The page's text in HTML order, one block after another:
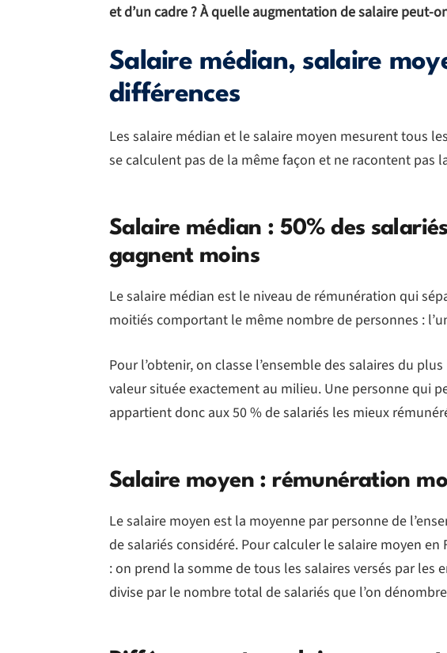
et d’un cadre ? À quelle augmentation de salaire peut-
Salaire médian, salaire
différences
Les salaire médian et le salaire moyen mesurent tous
se calculent pas de la même façon et ne racontent pas
Salaire médian : 50% des
gagnent moins
Le salaire médian est le niveau de rémunération qui
moitiés comportant le même nombre de personnes :
Pour l’obtenir, on classe l’ensemble des salaires du
valeur située exactement au milieu. Une personne qui
appartient donc aux 50 % de salariés les mieux
Salaire moyen : rémunération
Le salaire moyen est la moyenne par personne de
de salariés considéré. Pour calculer le salaire moyen
: on prend la somme de tous les salaires versés par les
divise par le nombre total de salariés que l’on